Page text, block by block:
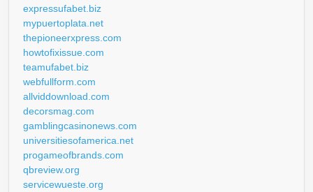
expressufabet.biz
mypuertoplata.net
thepioneerxpress.com
howtofixissue.com
teamufabet.biz
webfullform.com
allviddownload.com
decorsmag.com
gamblingcasinonews.com
universitiesofamerica.net
progameofbrands.com
qbreview.org
servicewueste.org